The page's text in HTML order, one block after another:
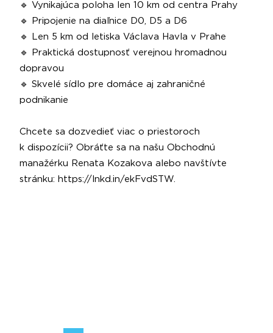
🔹 Vynikajúca poloha len 10 km od centra Prahy
🔹 Pripojenie na diaľnice D0, D5 a D6
🔹 Len 5 km od letiska Václava Havla v Prahe
🔹 Praktická dostupnosť verejnou hromadnou
dopravou
🔹 Skvelé sídlo pre domáce aj zahraničné
podnikanie
Chcete sa dozvedieť viac o priestoroch
k dispozícii? Obráťte sa na našu Obchodnú
manažérku Renata Kozakova alebo navštívte
stránku: https://lnkd.in/ekFvdSTW.